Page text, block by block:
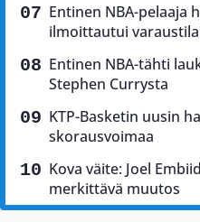
Entinen NBA-pelaaja
ilmoittautui
Entinen NBA-tähti
Stephen Currysta
KTP-Basketin uusin
skorausvoimaa
Kova väite: Joel
merkittävä muutos